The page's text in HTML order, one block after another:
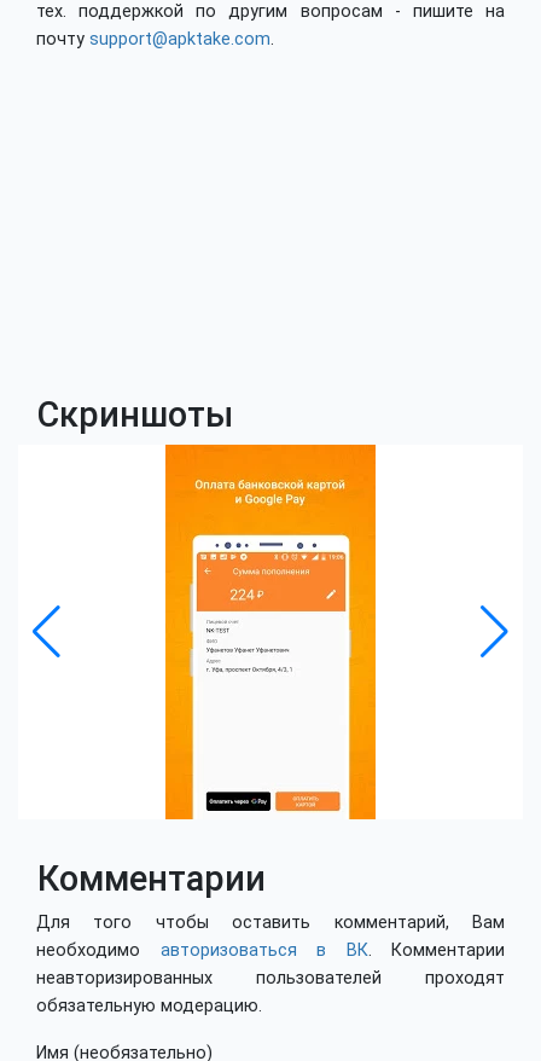
тех. поддержкой по другим вопросам - пишите на
почту support@apktake.com.
Скриншоты
Комментарии
Для того чтобы оставить комментарий, Вам
необходимо авторизоваться в ВК. Комментарии
неавторизированных пользователей проходят
обязательную модерацию.
Имя (необязательно)